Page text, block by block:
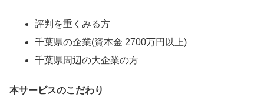
評判を重くみる方
千葉県の企業(資本金 2700万円以上)
千葉県周辺の大企業の方
本サービスのこだわり